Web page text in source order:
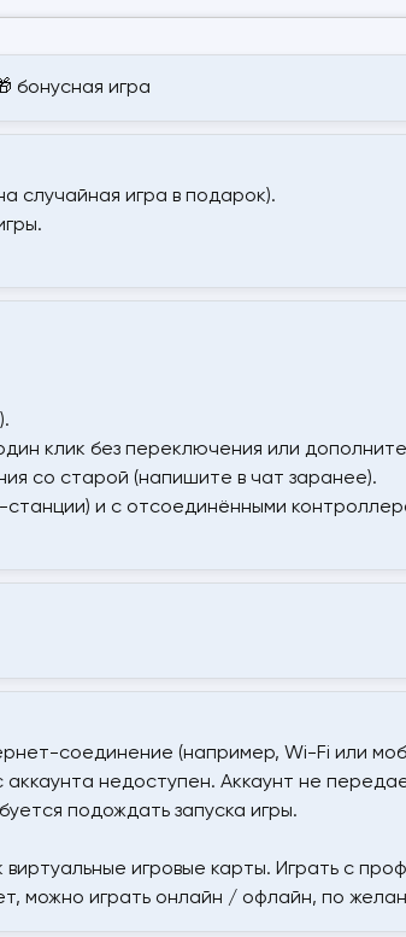
бонусная игра
случайная игра в подарок).
клик без переключения или
со старой (напишите в чат заранее).
и с отсоединёнными
соединение (например, Wi-Fi или
недоступен. Аккаунт не
подождать запуска игры.
игровые карты. Играть с
можно играть онлайн / офлайн, по